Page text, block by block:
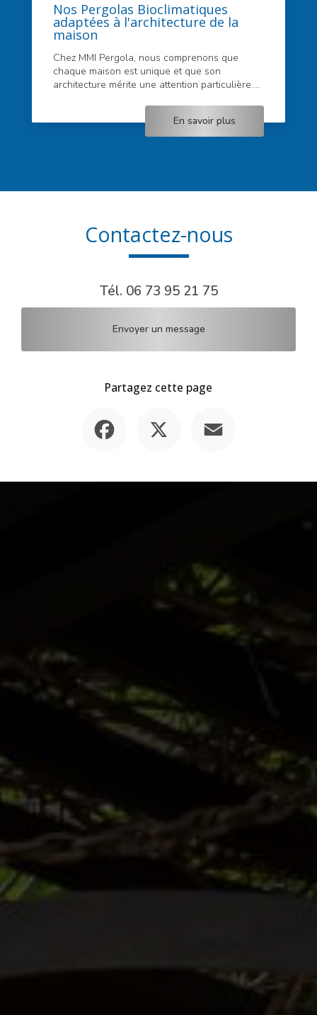
Nos Pergolas Bioclimatiques
adaptées à l'architecture de la
maison
Chez MMI Pergola, nous comprenons que
chaque maison est unique et que son
architecture mérite une attention particulière....
En savoir plus
Contactez-nous
Tél. 06 73 95 21 75
Envoyer un message
Partagez cette page